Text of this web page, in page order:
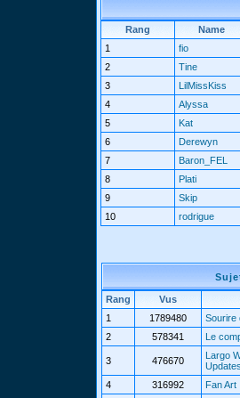
Rang Name
1
fio
2
Tine
3
LilMissKiss
4
Alyssa
5
Kat
6
Derewyn
7
Baron_FEL
8
Plati
9
Skip
10
rodrigue
Rang Vus
1
1789480
Sourire
2
578341 Le
3 476670
Largo
Updates
4
316992
Fan Art